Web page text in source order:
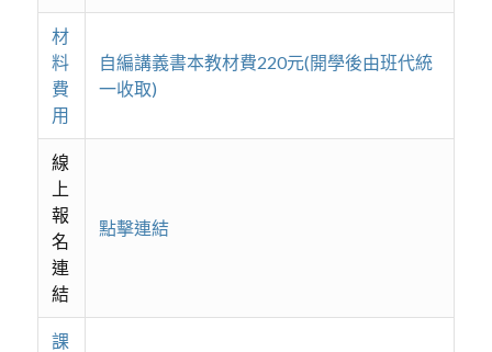
材
料
費
用
自編講義書本教材費220元(開學後由班代統
一收取)
線
上
報
名
連
結
點擊連結
課